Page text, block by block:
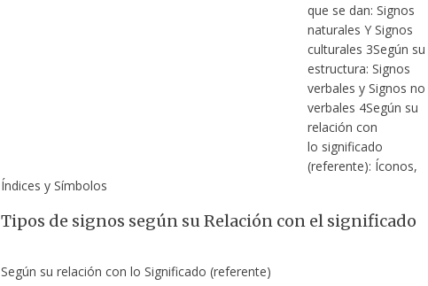
que se dan: Signos
naturales Y Signos
culturales 3Según su
estructura: Signos
verbales y Signos no
verbales 4Según su
relación con
lo significado
(referente): Íconos,
Índices y Símbolos
Tipos de signos según su Relación con el significado
Según su relación con lo Significado (referente)